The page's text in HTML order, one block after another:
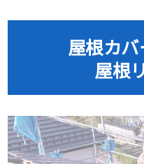
屋根カ
屋根